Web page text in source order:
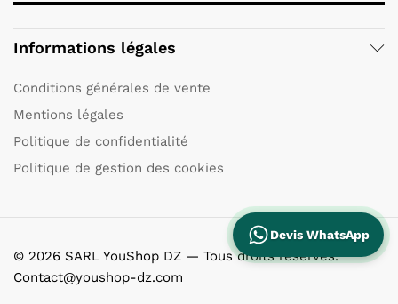
Informations légales
Conditions générales de vente
Mentions légales
Politique de confidentialité
Politique de gestion des cookies
© 2026 SARL YouShop DZ — Tous droits réservés.
Contact@youshop-dz.com
Devis WhatsApp